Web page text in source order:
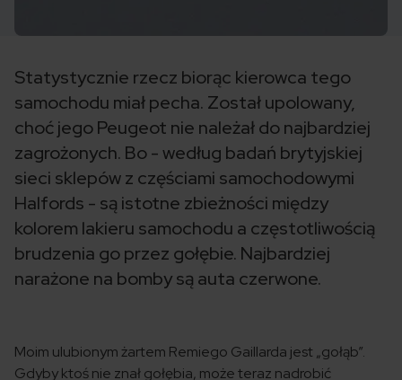
Statystycznie rzecz biorąc kierowca tego
samochodu miał pecha. Został upolowany,
choć jego Peugeot nie należał do najbardziej
zagrożonych. Bo - według badań brytyjskiej
sieci sklepów z częściami samochodowymi
Halfords - są istotne zbieżności między
kolorem lakieru samochodu a częstotliwością
brudzenia go przez gołębie. Najbardziej
narażone na bomby są auta czerwone.
Moim ulubionym żartem Remiego Gaillarda jest „gołąb”.
Gdyby ktoś nie znał gołębia, może teraz nadrobić